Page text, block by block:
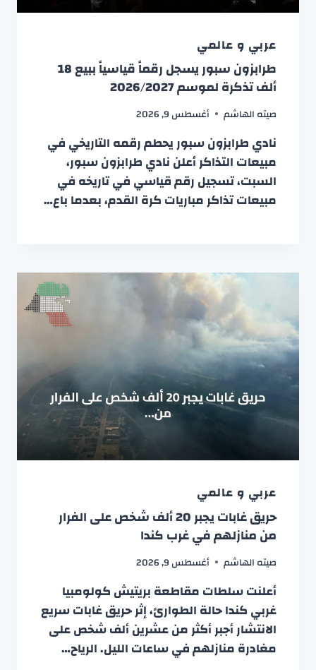
عربي و عالمي
طرابزون سبور يسجل رقماً قياسياً ببيع 18
ألف تذكرة لموسم 2026/2027
صيته الهاشم أغسطس 9, 2026
نادي طرابزون سبور يحطم رقمه التاريخي في
مبيعات التذاكر أعلن نادي طرابزون سبور،
السبت، تسجيل رقم قياسي في تاريخه في
مبيعات تذاكر مباريات كرة القدم، بعدما باع…
عربي و عالمي
حريق غابات يجبر 20 ألف شخص على الفرار
من منازلهم في غرب كندا
صيته الهاشم أغسطس 9, 2026
أعلنت سلطات مقاطعة بريتيش كولومبيا
غربي كندا حالة الطوارئ، إثر حريق غابات سريع
الانتشار أجبر أكثر من عشرين ألف شخص على
مغادرة منازلهم في ساعات الليل. الرياح…